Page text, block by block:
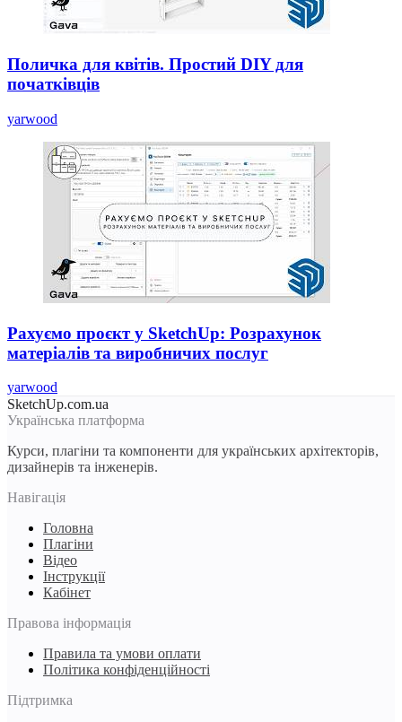
Поличка для квітів. Простий DIY для
початківців
yarwood
Рахуємо проєкт у SketchUp: Розрахунок
матеріалів та виробничих послуг
yarwood
SketchUp.com.ua
Українська платформа
Курси, плагіни та компоненти для українських архітекторів,
дизайнерів та інженерів.
Навігація
Головна
Плагіни
Відео
Інструкції
Кабінет
Правова інформація
Правила та умови оплати
Політика конфіденційності
Підтримка